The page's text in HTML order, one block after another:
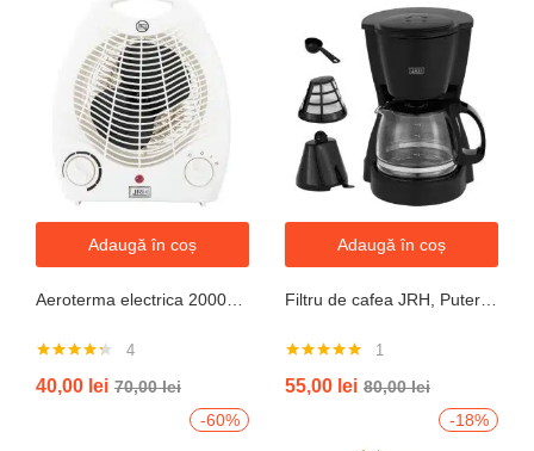
Adaugă în coș
4.25din 5
4
40,00 lei 70,00lei
Adaugă în coș
5.00din 5
1
55,00 lei 80,00lei
-60%
-18%